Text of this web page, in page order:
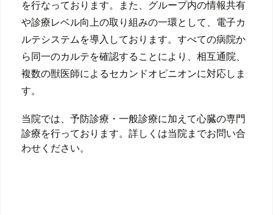
を行なっております。また、グループ内の情報共有
や診療レベル向上の取り組みの一環として、電子カ
ルテシステムを導入しております。すべての病院か
ら同一のカルテを確認することにより、相互通院、
複数の獣医師によるセカンドオピニオンに対応しま
す。
当院では、予防診療・一般診療に加えて心臓の専門
診療を行っております。詳しくは当院までお問い合
わせください。